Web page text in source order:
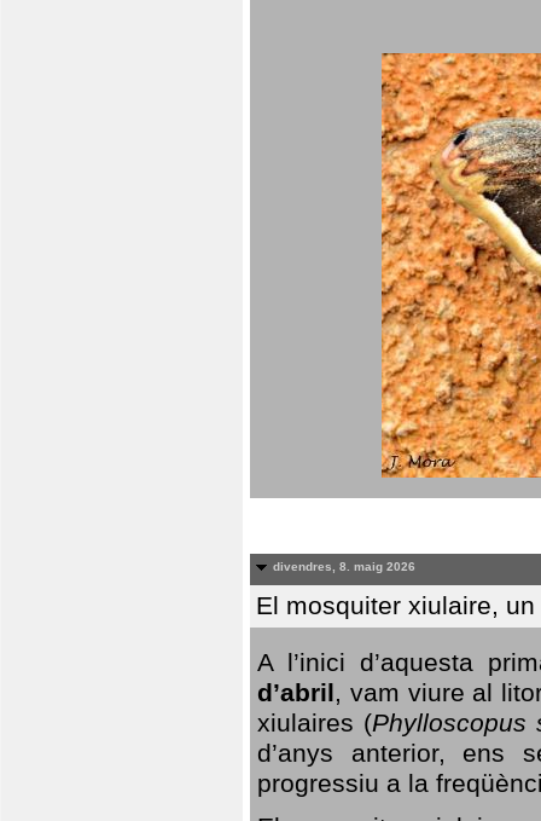
divendres, 8. maig 2026
El mosquiter xiulaire,
A l’inici d’aquesta
d’abril, vam viure al
xiulaires (Phylloscopus
d’anys anterior, ens
progressiu a la